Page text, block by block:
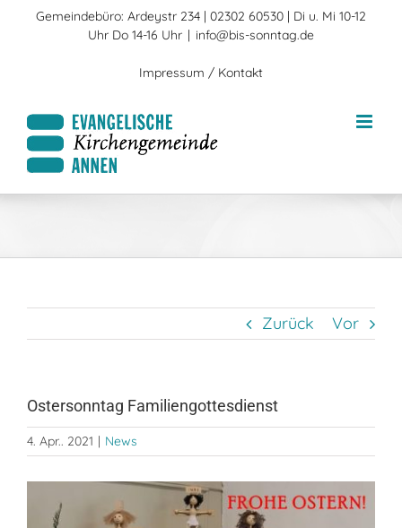
Gemeindebüro: Ardeystr 234 | 02302 60530 | Di u. Mi 10-12
Uhr Do 14-16 Uhr | info@bis-sonntag.de
Impressum / Kontakt
Zurück Vor
Ostersonntag Familiengottesdienst
4. Apr.. 2021 | News
grösseres